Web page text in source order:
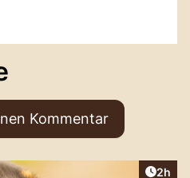
Kommentar
2h